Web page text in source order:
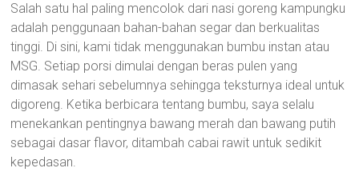
Salah satu hal paling mencolok dari nasi goreng kampungku
adalah penggunaan bahan-bahan segar dan berkualitas
tinggi. Di sini, kami tidak menggunakan bumbu instan atau
MSG. Setiap porsi dimulai dengan beras pulen yang
dimasak sehari sebelumnya sehingga teksturnya ideal untuk
digoreng. Ketika berbicara tentang bumbu, saya selalu
menekankan pentingnya bawang merah dan bawang putih
sebagai dasar flavor, ditambah cabai rawit untuk sedikit
kepedasan.